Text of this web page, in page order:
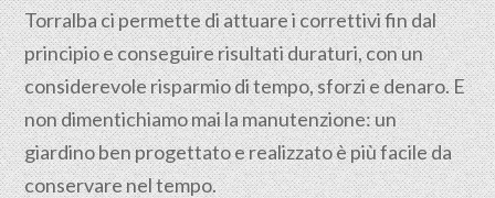
Torralba ci permette di attuare i correttivi fin dal
principio e conseguire risultati duraturi, con un
considerevole risparmio di tempo, sforzi e denaro. E
non dimentichiamo mai la manutenzione: un
giardino ben progettato e realizzato è più facile da
conservare nel tempo.